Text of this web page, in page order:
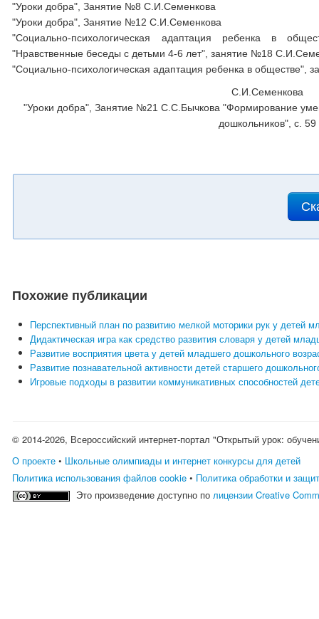
"Уроки добра", Занятие №8 С.И.Семенкова
"Уроки добра", Занятие №12 С.И.Семенкова
"Социально-психологическая адаптация ребенка в
"Нравственные беседы с детьми 4-6 лет", занятие №18
"Социально-психологическая адаптация ребенка в обществе",
С.И.Семенкова
"Уроки добра", Занятие №21 С.С.Бычкова "Формирование
дошкольников", с. 59
Похожие публикации
Перспективный план по развитию мелкой моторики рук у детей
Дидактическая игра как средство развития словаря у детей
Развитие восприятия цвета у детей младшего дошкольного
Развитие познавательной активности детей старшего
Игровые подходы в развитии коммуникативных способностей
© 2014-2026, Всероссийский интернет-портал "Открытый урок:
О проекте • Школьные олимпиады и интернет конкурсы для детей
Политика использования файлов cookie • Политика обработки и
Это произведение доступно полицензии Creative